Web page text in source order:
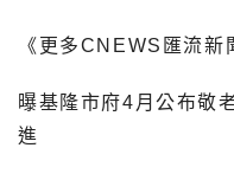
《更多CNEWS匯流新
曝基隆市府4月公布敬
進